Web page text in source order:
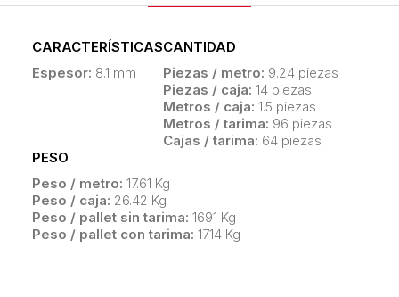
CARACTERÍSTICAS
Espesor: 8.1 mm
CANTIDAD
Piezas / metro: 9.24 piezas
Piezas / caja: 14 piezas
Metros / caja: 1.5 piezas
Metros / tarima: 96 piezas
Cajas / tarima: 64 piezas
PESO
Peso / metro: 17.61 Kg
Peso / caja: 26.42 Kg
Peso / pallet sin tarima: 1691 Kg
Peso / pallet con tarima: 1714 Kg